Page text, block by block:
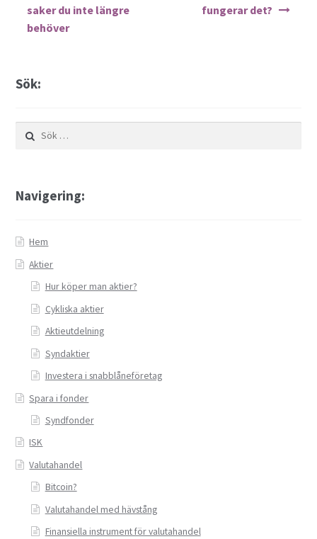
saker du inte längre
behöver
fungerar det?
Sök:
Sök
efter:
Navigering:
Hem
Aktier
Hur köper man aktier?
Cykliska aktier
Aktieutdelning
Syndaktier
Investera i snabblåneföretag
Spara i fonder
Syndfonder
ISK
Valutahandel
Bitcoin?
Valutahandel med hävstång
Finansiella instrument för valutahandel